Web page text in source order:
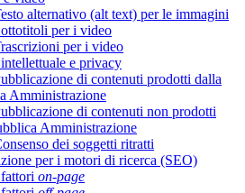
alternativo (alt text) per le immagini
per i video
per i video
e privacy
di contenuti prodotti dalla
Amministrazione
di contenuti non prodotti
Amministrazione
dei soggetti ritratti
per i motori di ricerca (SEO)
on-page